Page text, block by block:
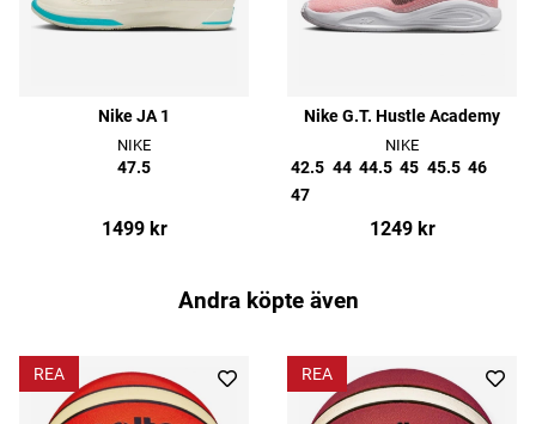
Nike JA 1
NIKE
47.5
1499 kr
Nike G.T. Hustle Academy
NIKE
42.5 44 44.5 45 45.5 46
47
1249 kr
Andra köpte även
REA REA